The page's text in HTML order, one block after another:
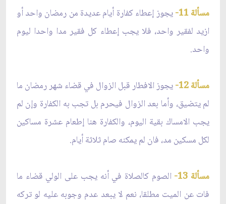
مسألة 11-
يجوز إعطاء كفارة أيام عديدة من رمضان واحد أو
ازيد لفقير واحد، فلا يجب إعطاء كل فقير مدا واحدا ليوم
واحد.
مسألة 12-
يجوز الافطار قبل الزوال في قضاء شهر رمضان ما
لم يتضيق، وأما بعد الزوال فيحرم بل تجب به الكفارة وإن لم
يجب الامساك بقية اليوم، والكفارة هنا إطعام عشرة مساكين
لكل مسكين مد، فان لم يمكنه صام ثلاثة أيام.
مسألة 13-
الصوم كالصلاة في أنه يجب على الولي قضاء ما
فات عن الميت مطلقا، نعم لا يبعد عدم وجوبه عليه لو تركه